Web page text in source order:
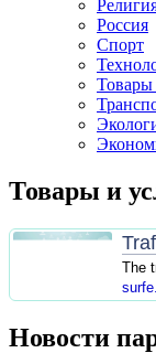
Россия
Спорт
Товары
Товары и
The
Новости